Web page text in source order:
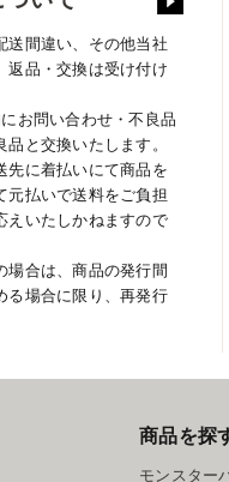
送間違い、その他当社
返品・交換は受け付け
お問い合わせ・不良品
と交換いたします。
先に着払いにて商品を
元払いで送料をご負担
えいたしかねますので
場合は、商品の発行間
る場合に限り、再発行
商品を探
モンスター